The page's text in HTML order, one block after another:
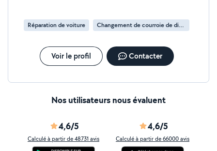
Réparation de voiture Changement de courroie de distribution
Voir le profil Contacter
Nos utilisateurs nous évaluent
4,6/5
Calculé à partir de 48731 avis
4,6/5
Calculé à partir de 66000 avis